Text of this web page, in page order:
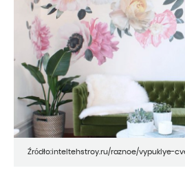
Źródło:inteltehstroy.ru/raznoe/vypuklye-